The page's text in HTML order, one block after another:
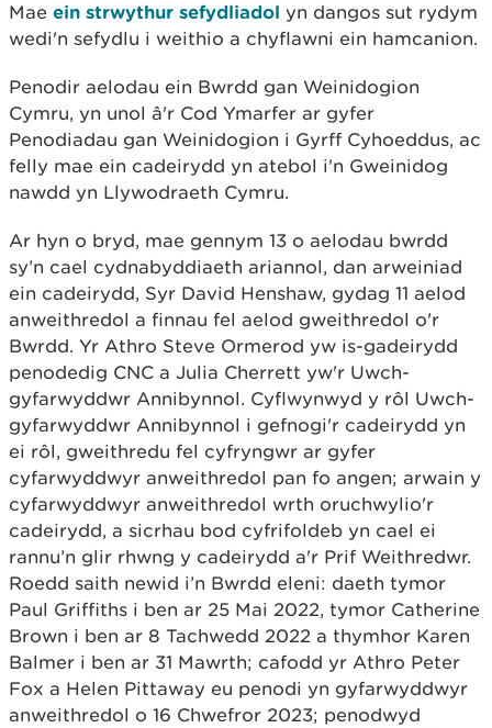
Mae ein strwythur sefydliadol yn dangos sut rydym
wedi'n sefydlu i weithio a chyflawni ein hamcanion.
Penodir aelodau ein Bwrdd gan Weinidogion
Cymru, yn unol â'r Cod Ymarfer ar gyfer
Penodiadau gan Weinidogion i Gyrff Cyhoeddus, ac
felly mae ein cadeirydd yn atebol i'n Gweinidog
nawdd yn Llywodraeth Cymru.
Ar hyn o bryd, mae gennym 13 o aelodau bwrdd
sy’n cael cydnabyddiaeth ariannol, dan arweiniad
ein cadeirydd, Syr David Henshaw, gydag 11 aelod
anweithredol a finnau fel aelod gweithredol o'r
Bwrdd. Yr Athro Steve Ormerod yw is-gadeirydd
penodedig CNC a Julia Cherrett yw'r Uwch-
gyfarwyddwr Annibynnol. Cyflwynwyd y rôl Uwch-
gyfarwyddwr Annibynnol i gefnogi'r cadeirydd yn
ei rôl, gweithredu fel cyfryngwr ar gyfer
cyfarwyddwyr anweithredol pan fo angen; arwain y
cyfarwyddwyr anweithredol wrth oruchwylio'r
cadeirydd, a sicrhau bod cyfrifoldeb yn cael ei
rannu’n glir rhwng y cadeirydd a'r Prif Weithredwr.
Roedd saith newid i’n Bwrdd eleni: daeth tymor
Paul Griffiths i ben ar 25 Mai 2022, tymor Catherine
Brown i ben ar 8 Tachwedd 2022 a thymhor Karen
Balmer i ben ar 31 Mawrth; cafodd yr Athro Peter
Fox a Helen Pittaway eu penodi yn gyfarwyddwyr
anweithredol o 16 Chwefror 2023; penodwyd